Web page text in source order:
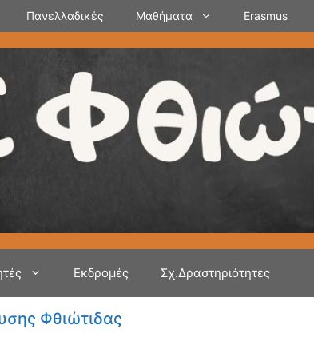
Πανελλαδικές Μαθήματα Erasmus
Εκδρομές Σχ.Δραστηριότητες
Φθιώτιδας